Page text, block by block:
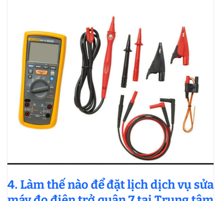
4. Làm thế nào để đặt lịch dịch vụ sửa